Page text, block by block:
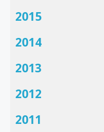
2015
2014
2013
2012
2011